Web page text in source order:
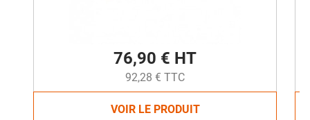
76,90 € HT
92,28 € TTC
VOIR LE PRODUIT